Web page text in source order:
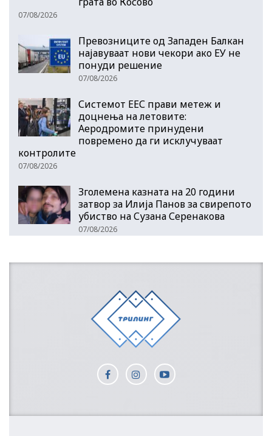
07/08/2026
Превозниците од Западен Балкан
најавуваат нови чекори ако ЕУ не
понуди решение
07/08/2026
Системот ЕЕС прави метеж и
доцнења на летовите:
Аеродромите принудени
повремено да ги исклучуваат
контролите
07/08/2026
Зголемена казната на 20 години
затвор за Илија Панов за свирепото
убиство на Сузана Серенакова
07/08/2026